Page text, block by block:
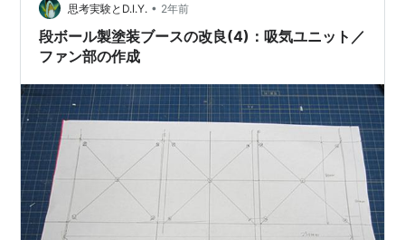
を基盤にハンダ付けして対処することにしました。 電源
は、使わなくなったACアダプタがあった気がしたので、
漁ったも…
思考実験とD.I.Y. • 2年前
段ボール製塗装ブースの改良(4)：吸気ユニット／
ファン部の作成